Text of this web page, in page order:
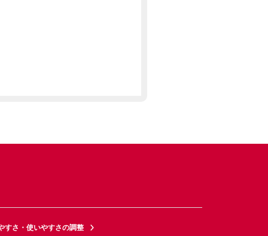
すさ・使いやすさの調整